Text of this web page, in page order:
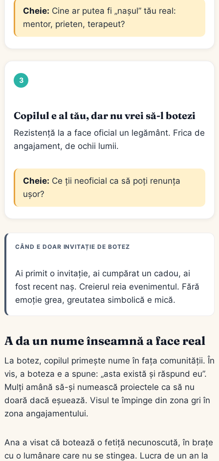
Cheie: Cine ar putea fi „nașul” tău real:
mentor, prieten, terapeut?
3
Copilul e al tău, dar nu vrei să-l botezi
Rezistență la a face oficial un legământ. Frica de
angajament, de ochii lumii.
Cheie: Ce ții neoficial ca să poți renunța
ușor?
CÂND E DOAR INVITAȚIE DE BOTEZ
Ai primit o invitație, ai cumpărat un cadou, ai
fost recent naș. Creierul reia evenimentul. Fără
emoție grea, greutatea simbolică e mică.
A da un nume înseamnă a face real
La botez, copilul primește nume în fața comunității. În
vis, a boteza e a spune: „asta există și răspund eu”.
Mulți amână să-și numească proiectele ca să nu
doară dacă eșuează. Visul te împinge din zona gri în
zona angajamentului.
Ana a visat că botează o fetiță necunoscută, în brațe
cu o lumânare care nu se stingea. Lucra de un an la